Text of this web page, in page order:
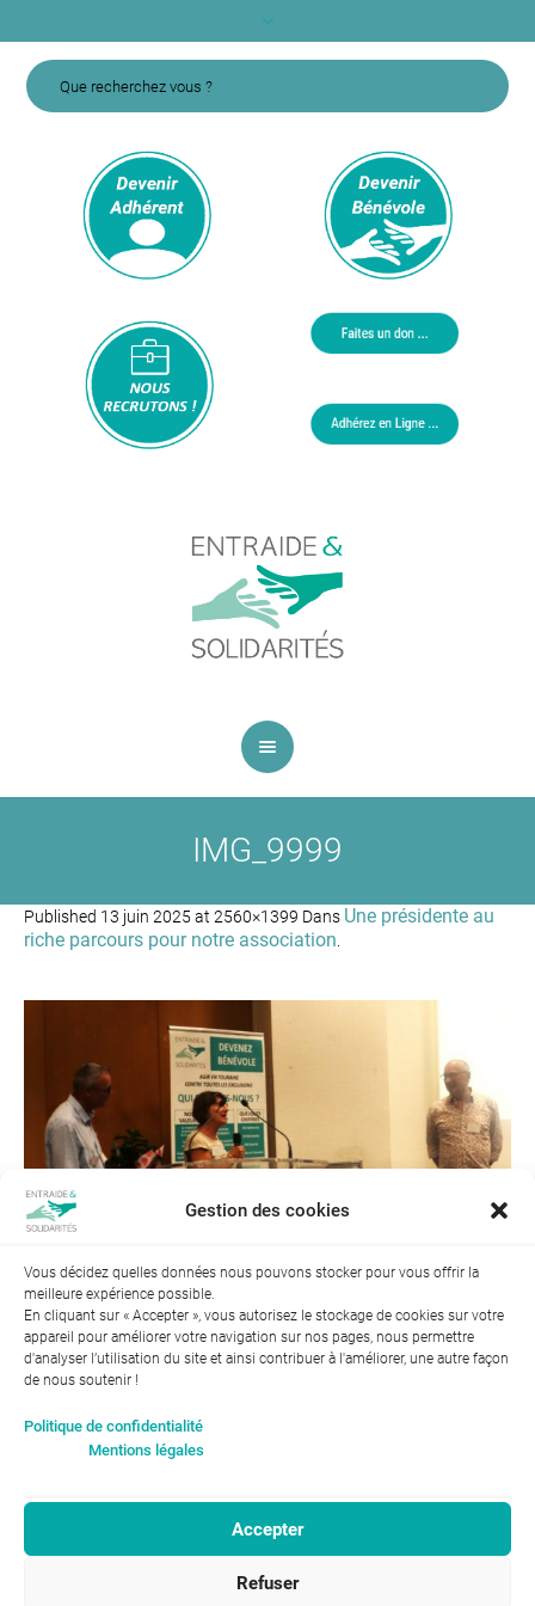
Gestion des cookies
Vous décidez quelles données nous pouvons stocker pour vous offrir la
meilleure expérience possible.
En cliquant sur « Accepter », vous autorisez le stockage de cookies sur votre
appareil pour améliorer votre navigation sur nos pages, nous permettre
d'analyser l’utilisation du site et ainsi contribuer à l'améliorer, une autre façon
de nous soutenir !
Politique de confidentialité
Mentions légales
Accepter
Refuser
IMG_9999
Published 13 juin 2025 at 2560×1399 Dans Une présidente au
riche parcours pour notre association
femmes : 94
Entraide et Solidarités
46, avenue Gustave Eiffel
RGPD-Confidentialité|